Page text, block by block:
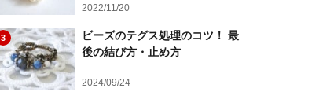
2022/11/20
3
ビーズのテグス処理のコツ！ 最
後の結び方・止め方
2024/09/24